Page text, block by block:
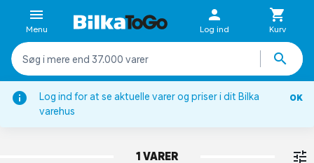
Log ind for at se aktuelle varer og priser i dit Bilka
varehus
OK
Menu Log ind Kurv
Kemiske produkter
ACETONE
1 VARER